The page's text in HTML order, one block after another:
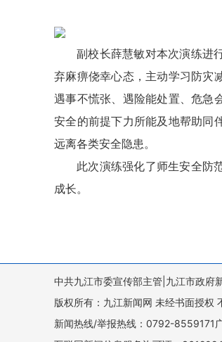
副校长薛慧敏对本次演练进
弃麻痹侥幸心态，主动学习防灾
遇事不慌张、遇险能处置、危急
安全的前提下力所能及地帮助同
远离各类安全隐患。
此次演练强化了师生安全防
成长。
中共九江市委宣传部主管|九江市政府
版权所有：九江新闻网 未经书面授权
新闻热线/举报热线：0792-8559171